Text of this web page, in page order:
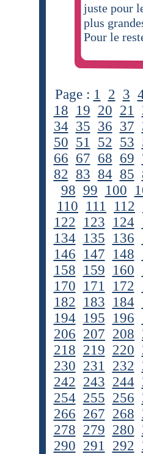
juste pour
plus
Pour le
Page : 1 2 3
18 19 20 21
34 35 36 37
50 51 52 53
66 67 68 69
82 83 84 85
98 99 100
110 111 112
122 123 124
134 135 136
146 147 148
158 159 160
170 171 172
182 183 184
194 195 196
206 207 208
218 219 220
230 231 232
242 243 244
254 255 256
266 267 268
278 279 280
290 291 292